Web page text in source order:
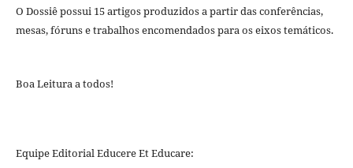
O Dossiê possui 15 artigos produzidos a partir das conferências,
mesas, fóruns e trabalhos encomendados para os eixos temáticos.
Boa Leitura a todos!
Equipe Editorial Educere Et Educare: